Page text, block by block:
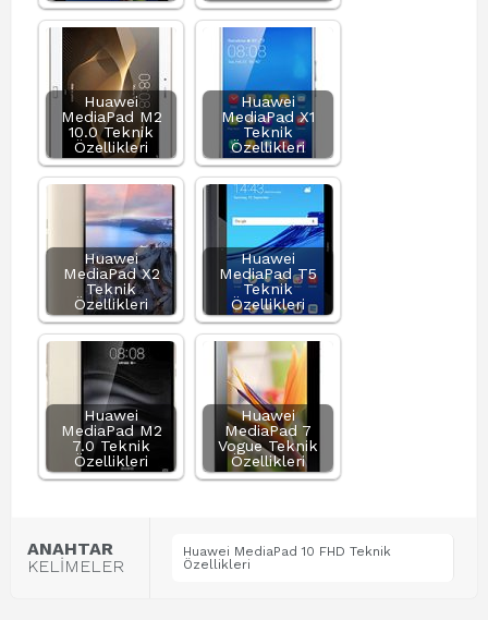
Huawei
MediaPad M2
10.0 Teknik
Özellikleri
Huawei
MediaPad X1
Teknik
Özellikleri
Huawei
MediaPad X2
Teknik
Özellikleri
Huawei
MediaPad T5
Teknik
Özellikleri
Huawei
MediaPad M2
7.0 Teknik
Özellikleri
Huawei
MediaPad 7
Vogue Teknik
Özellikleri
ANAHTAR
KELİMELER
Huawei MediaPad 10 FHD Teknik
Özellikleri